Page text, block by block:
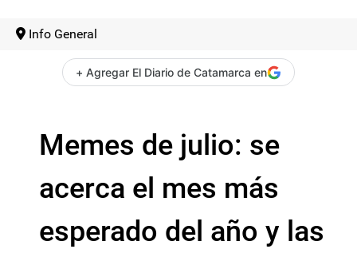
Info General
+ Agregar El Diario de Catamarca en
Memes de julio: se
acerca el mes más
esperado del año y las